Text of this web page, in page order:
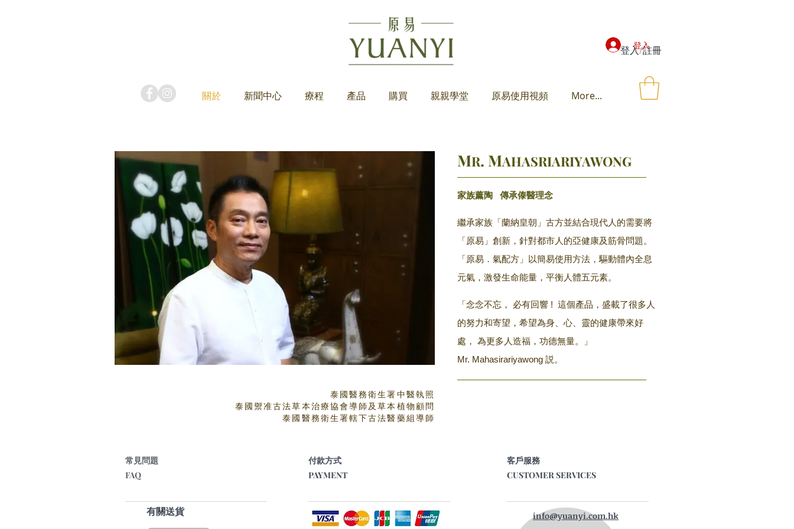
登入/註冊
關於 新聞中心 療程 產品 購買 親親學堂 原易使用視頻 More...
登入
​MR. MAHASRIARIYAWONG
家族薰陶 傳承傣醫理念
繼承家族「蘭納皇朝」古方並結合現代人的需要將
「原易」創新，針對都市人的亞健康及筋骨問題。
「原易．氣配方」以簡易使用方法，驅動體內全息
元氣，激發生命能量，平衡人體五元素。
「念念不忘， 必有回響 ! 這個產品，盛載了很多人
的努力和寄望，希望為身、心、靈的健康帶來好
處， 為更多人造福，功德無量。」
Mr. Mahasirariyawong 説。
泰國醫務衛生署中醫執照
泰國禦准古法草本治療協會導師及草本植物顧問
泰國醫務衛生署轄下古法醫藥組導師
​付款方式
PAYMENT
客戶服務
CUSTOMER SERVICES
info@yuanyi.com.hk
常見問題
FAQ
有關送貨